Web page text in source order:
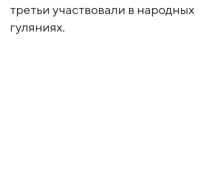
третьи участвовали в народных
гуляниях.